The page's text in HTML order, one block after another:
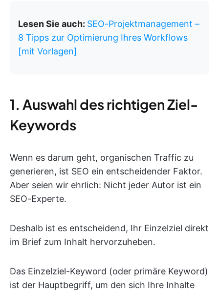
Lesen Sie auch: SEO-Projektmanagement –
8 Tipps zur Optimierung Ihres Workflows
[mit Vorlagen]
1. Auswahl des richtigen Ziel-
Keywords
Wenn es darum geht, organischen Traffic zu
generieren, ist SEO ein entscheidender Faktor.
Aber seien wir ehrlich: Nicht jeder Autor ist ein
SEO-Experte.
Deshalb ist es entscheidend, Ihr Einzelziel direkt
im Brief zum Inhalt hervorzuheben.
Das Einzelziel-Keyword (oder primäre Keyword)
ist der Hauptbegriff, um den sich Ihre Inhalte